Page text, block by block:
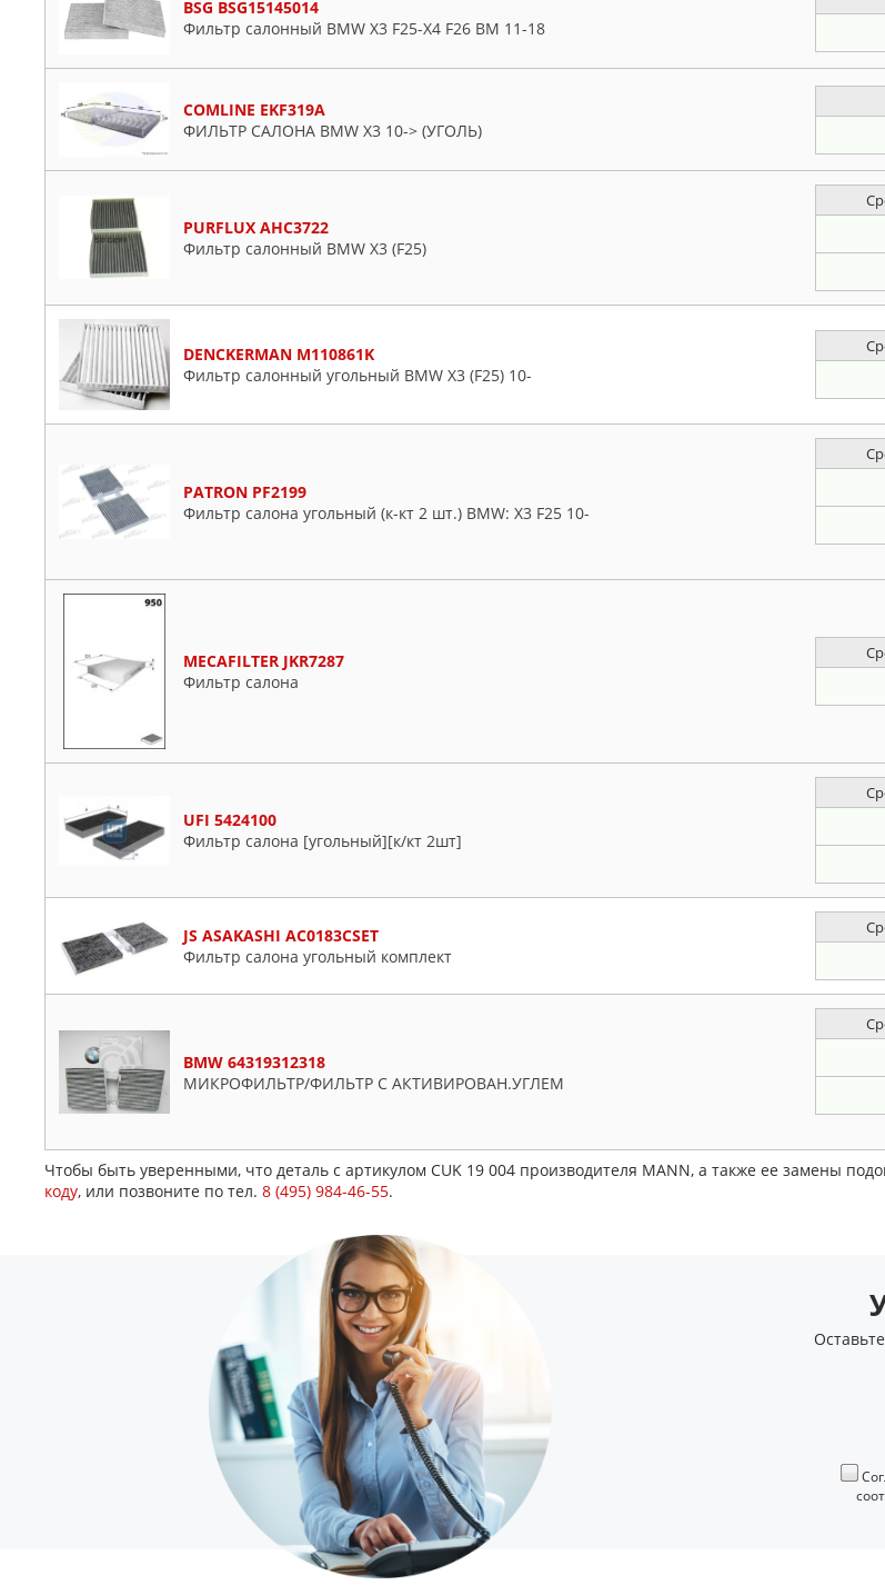
BSG BSG15145014
Фильтр салонный BMW X3 F25-X4 F26 BM 11-18
COMLINE EKF319A
ФИЛЬТР САЛОНА BMW X3 10-> (УГОЛЬ)
PURFLUX AHC3722
Фильтр салонный BMW X3 (F25)
DENCKERMAN M110861K
Фильтр салонный угольный BMW X3 (F25) 10-
PATRON PF2199
Фильтр салона угольный (к-кт 2 шт.) BMW: X3 F25 10-
MECAFILTER JKR7287
Фильтр салона
UFI 5424100
Фильтр салона [угольный][к/кт 2шт]
JS ASAKASHI AC0183CSET
Фильтр салона угольный комплект
BMW 64319312318
МИКРОФИЛЬТР/ФИЛЬТР С АКТИВИРОВАН.УГЛЕМ
Чтобы быть уверенными, что деталь с артикулом CUK 19 004 производителя MANN, а также ее замены
коду, или позвоните по тел. 8 (495) 984-46-55.